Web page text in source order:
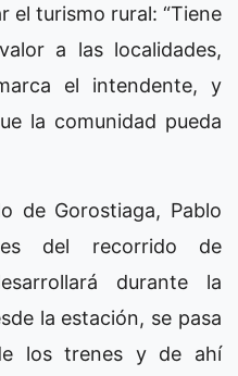
el turismo rural: “Tiene
a las localidades,
el intendente, y
la comunidad pueda
de Gorostiaga, Pablo
del recorrido de
durante la
la estación, se pasa
los trenes y de ahí